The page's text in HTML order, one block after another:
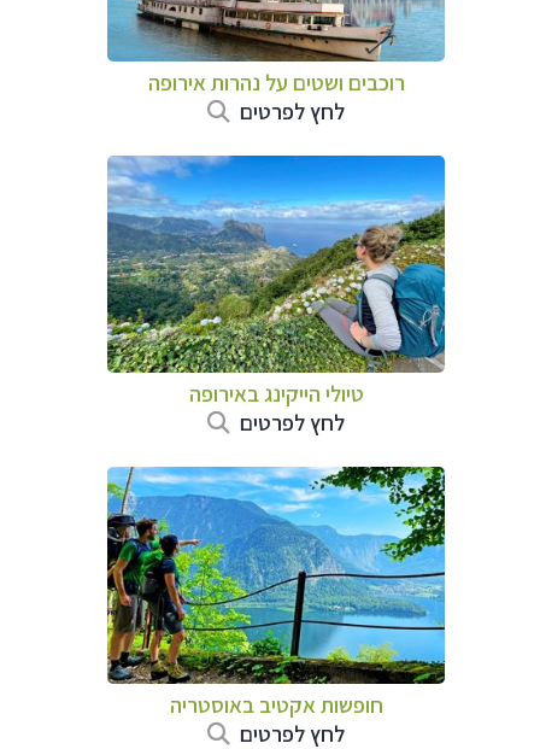
רוכבים ושטים על נהרות אירופה
לחץ לפרטים
טיולי הייקינג באירופה
לחץ לפרטים
חופשות אקטיב באוסטריה
לחץ לפרטים